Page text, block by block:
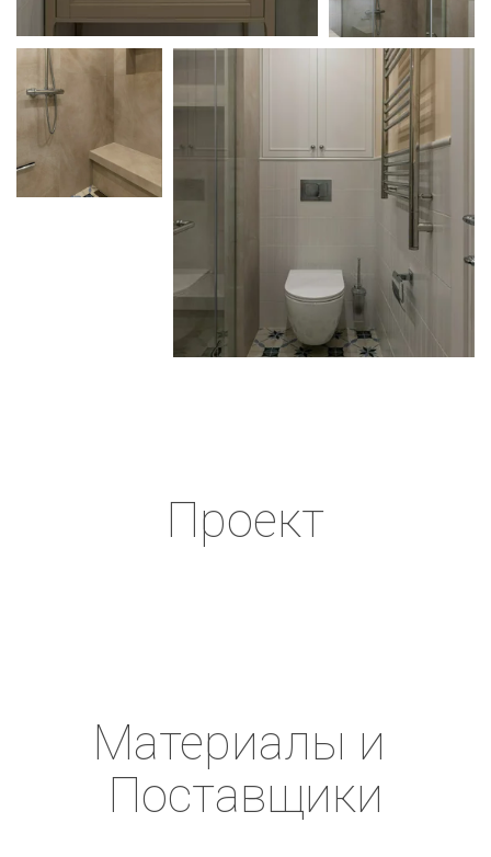
Проект
Материалы и
Поставщики